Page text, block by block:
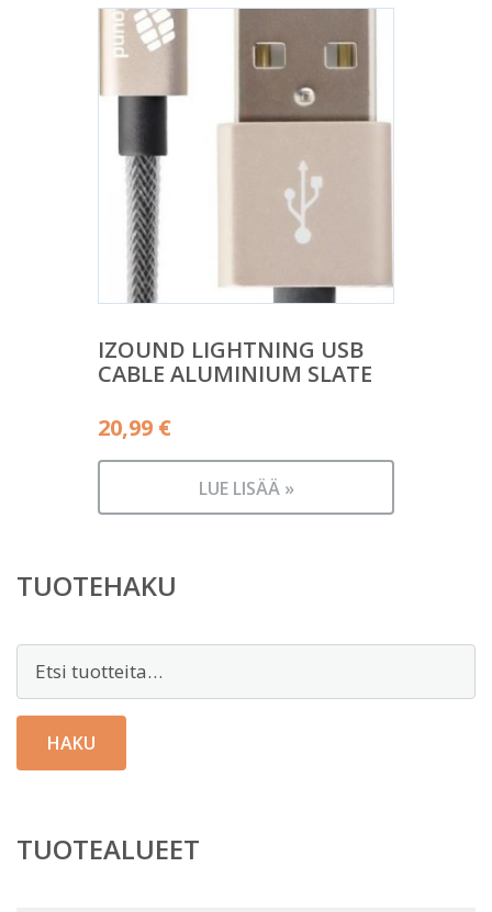
IZOUND LIGHTNING USB
CABLE ALUMINIUM SLATE
20,99 €
LUE LISÄÄ »
TUOTEHAKU
Etsi:
HAKU
TUOTEALUEET